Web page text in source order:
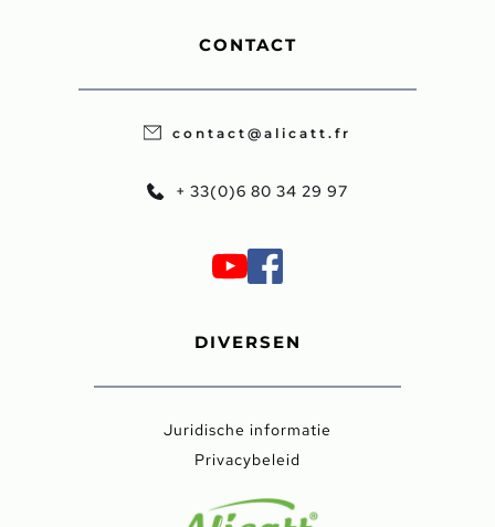
CONTACT
contact@alicatt.fr
+ 33(0)6 80 34 29 97
DIVERSEN
Juridische informatie
Privacybeleid